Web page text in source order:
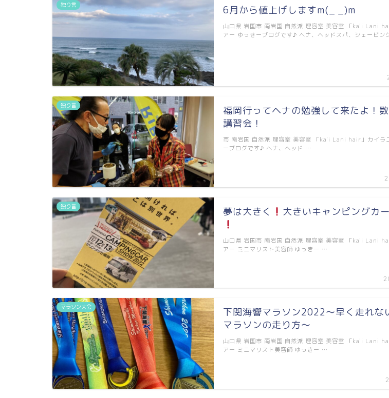
独り言 6月から値上げしますm(_ _)m
山口県 岩国市 南岩国 自然派 理容室 美容室 「ka'i Lani
アー ゆっきーブログです♪ ヘナ、ヘッドスパ、シェービ
独り言
福岡行ってヘナの勉強して来たよ！
講習会！
市 南岩国 自然派 理容室 美容室 「ka'i Lani hair」カイラ
ーブログです♪ ヘナ、ヘッド …
独り言 夢は大きく 大きいキャンピングカ
山口県 岩国市 南岩国 自然派 理容室 美容室 「ka'i Lani
アー ミニマリスト美容師 ゆっきー …
マラソン大会
下関海響マラソン2022〜早く走れな
マラソンの走り方〜
山口県 岩国市 南岩国 自然派 理容室 美容室 「ka'i Lani
アー ミニマリスト美容師 ゆっきー …